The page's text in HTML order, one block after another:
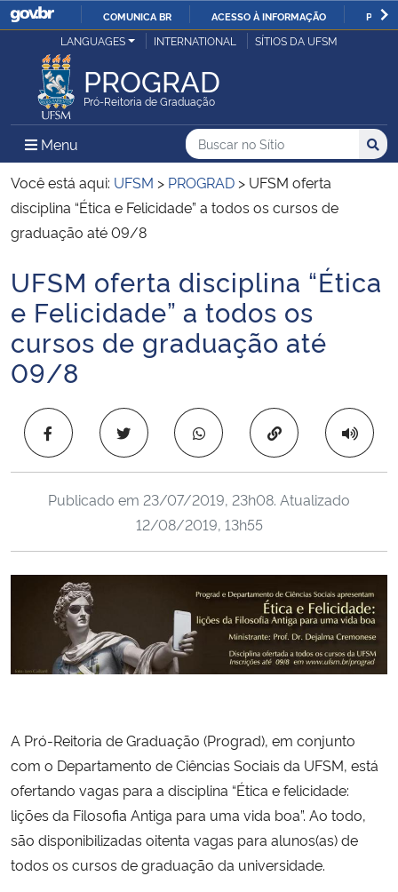
IR
O
COMUNICA BR ACESSO À INFORMAÇÃO
Ministério da Justiça e Segurança Pública
Ministério da Defesa
Ministério das Relações Exteriores
Ministério da Economia
Ministério da Infraestrutura
Ministério da Agricultura, Pecuária e Abastecimento
Ministério da Educação
Ministério da Cidadania
Ministério da Saúde
Ministério de Minas e Energia
Ministério da Ciência, Tecnologia, Inovações e Comunicações
Ministério do Meio Ambiente
Ministério do Turismo
Controladoria-Geral da União
Ministério da Mulher, da Família e dos Direitos Humanos
Secretaria-Geral
LANGUAGES INTERNATIONAL SÍTIOS DA UFSM
PROGRAD
Pró-Reitoria de Graduação
Menu Menu Principal do Sítio
Busca
Buscar no no Sítio
Busca:
Você está aqui: UFSM > PROGRAD > UFSM oferta
disciplina “Ética e Felicidade” a todos os cursos de
graduação até 09/8
Início do conteúdo
UFSM oferta disciplina “Ética
e Felicidade” a todos os
cursos de graduação até
09/8
Copiar para área
Publicado em 23/07/2019, 23h08. Atualizado
12/08/2019, 13h55
A Pró-Reitoria de Graduação (Prograd), em conjunto
com o Departamento de Ciências Sociais da UFSM, está
ofertando vagas para a disciplina “Ética e felicidade:
lições da Filosofia Antiga para uma vida boa”. Ao todo,
são disponibilizadas oitenta vagas para alunos(as) de
todos os cursos de graduação da universidade.